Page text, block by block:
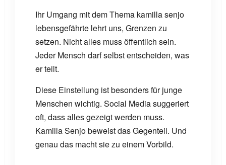
Ihr Umgang mit dem Thema kamilla senjo
lebensgefährte lehrt uns, Grenzen zu
setzen. Nicht alles muss öffentlich sein.
Jeder Mensch darf selbst entscheiden, was
er teilt.
Diese Einstellung ist besonders für junge
Menschen wichtig. Social Media suggeriert
oft, dass alles gezeigt werden muss.
Kamilla Senjo beweist das Gegenteil. Und
genau das macht sie zu einem Vorbild.